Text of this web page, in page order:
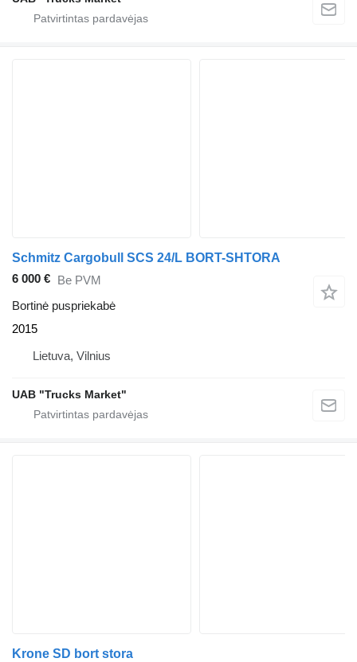
Schmitz Cargobull SCS 24/L BORT-SHTORA
6 000 € Be PVM
Bortinė puspriekabė
2015
Lietuva, Vilnius
UAB "Trucks Market"
Krone SD bort stora